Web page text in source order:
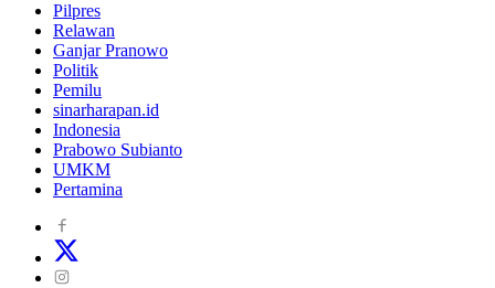
Pilpres
Relawan
Ganjar Pranowo
Politik
Pemilu
sinarharapan.id
Indonesia
Prabowo Subianto
UMKM
Pertamina